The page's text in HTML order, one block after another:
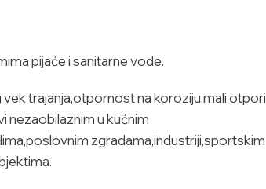
pijaće i sanitarne vode.
vek trajanja,otpornost na koroziju,mali otpori
nezaobilaznim u kućnim
zgradama,industriji,sportskim